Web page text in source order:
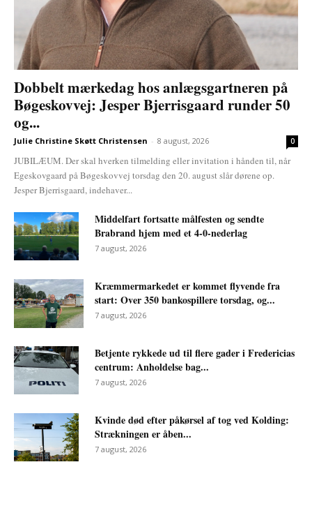
Dobbelt mærkedag hos anlægsgartneren på
Bøgeskovvej: Jesper Bjerrisgaard runder 50
og...
Julie Christine Skøtt Christensen - 8 august, 2026 0
JUBILÆUM. Der skal hverken tilmelding eller invitation i hånden til, når
Egeskovgaard på Bøgeskovvej torsdag den 20. august slår dørene op.
Jesper Bjerrisgaard, indehaver...
Middelfart fortsatte målfesten og sendte
Brabrand hjem med et 4-0-nederlag
7 august, 2026
Kræmmermarkedet er kommet flyvende fra
start: Over 350 bankospillere torsdag, og...
7 august, 2026
Betjente rykkede ud til flere gader i Fredericias
centrum: Anholdelse bag...
7 august, 2026
Kvinde død efter påkørsel af tog ved Kolding:
Strækningen er åben...
7 august, 2026